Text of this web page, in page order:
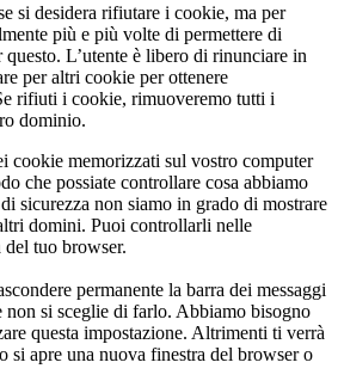
si desidera rifiutare i cookie, ma per
più e più volte di permettere di
L’utente è libero di rinunciare in
per altri cookie per ottenere
rifiuti i cookie, rimuoveremo tutti i
dominio.
cookie memorizzati sul vostro computer
che possiate controllare cosa abbiamo
sicurezza non siamo in grado di mostrare
domini. Puoi controllarli nelle
tuo browser.
permanente la barra dei messaggi
si sceglie di farlo. Abbiamo bisogno
questa impostazione. Altrimenti ti verrà
si apre una nuova finestra del browser o